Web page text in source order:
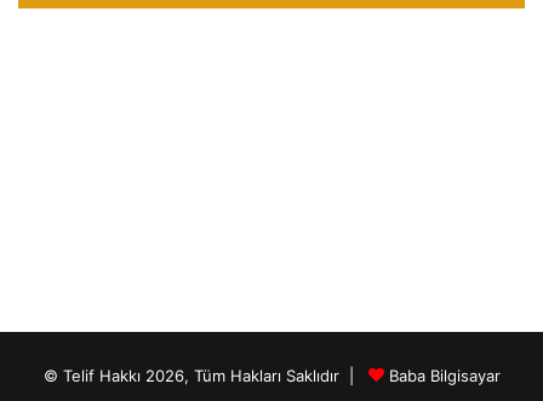
© Telif Hakkı 2026, Tüm Hakları Saklıdır | Baba Bilgisayar